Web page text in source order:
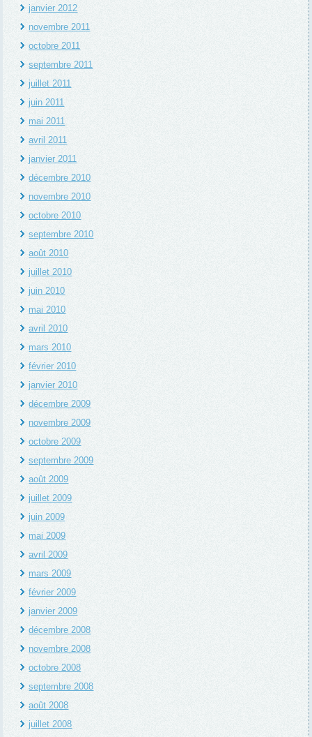
janvier 2012
novembre 2011
octobre 2011
septembre 2011
juillet 2011
juin 2011
mai 2011
avril 2011
janvier 2011
décembre 2010
novembre 2010
octobre 2010
septembre 2010
août 2010
juillet 2010
juin 2010
mai 2010
avril 2010
mars 2010
février 2010
janvier 2010
décembre 2009
novembre 2009
octobre 2009
septembre 2009
août 2009
juillet 2009
juin 2009
mai 2009
avril 2009
mars 2009
février 2009
janvier 2009
décembre 2008
novembre 2008
octobre 2008
septembre 2008
août 2008
juillet 2008